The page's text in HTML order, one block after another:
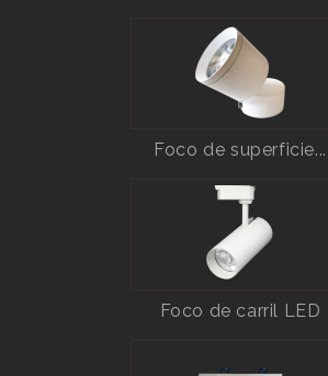
Foco de superficie...
Foco de carril LED